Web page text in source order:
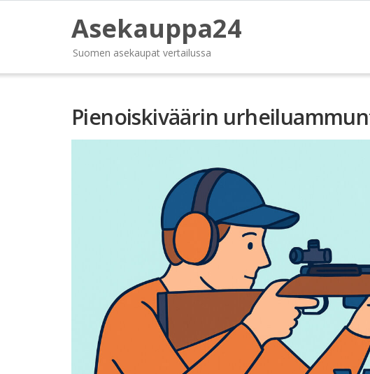
Asekauppa24
Suomen asekaupat vertailussa
Pienoiskiväärin